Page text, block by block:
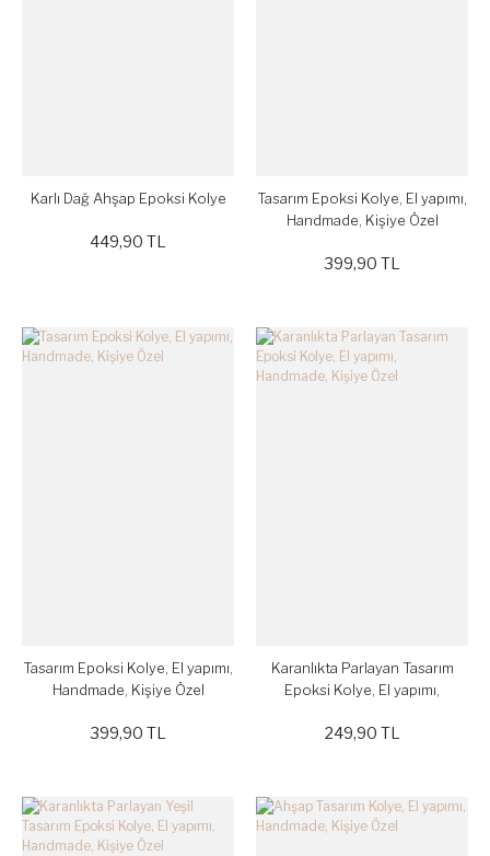
Karlı Dağ Ahşap Epoksi Kolye
449,90 TL
Tasarım Epoksi Kolye, El yapımı,
Handmade, Kişiye Özel
399,90 TL
Tasarım Epoksi Kolye, El yapımı,
Handmade, Kişiye Özel
399,90 TL
Karanlıkta Parlayan Tasarım
Epoksi Kolye, El yapımı,
249,90 TL